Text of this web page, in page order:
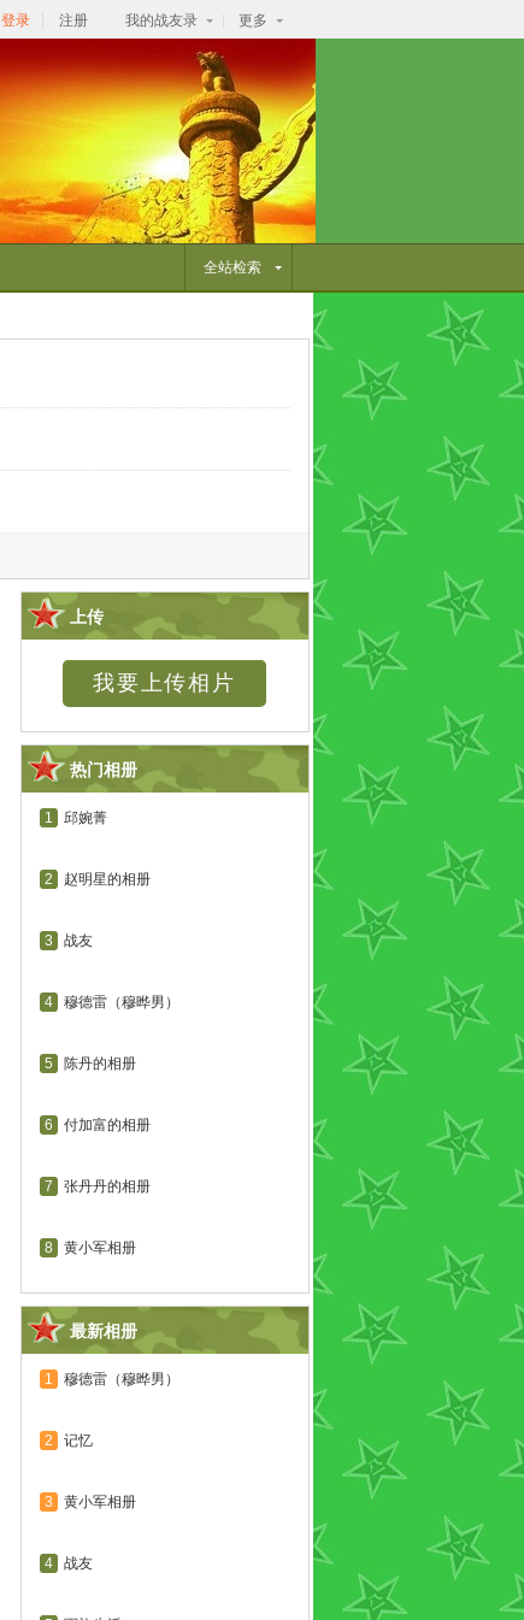
登录 注册 我的战友录 更多
全站检索
上传
热门相册
1 邱婉菁
2 赵明星的相册
3 战友
4 穆德雷（穆晔男）
5 陈丹的相册
6 付加富的相册
7 张丹丹的相册
8 黄小军相册
最新相册
1 穆德雷（穆晔男）
2 记忆
3 黄小军相册
4 战友